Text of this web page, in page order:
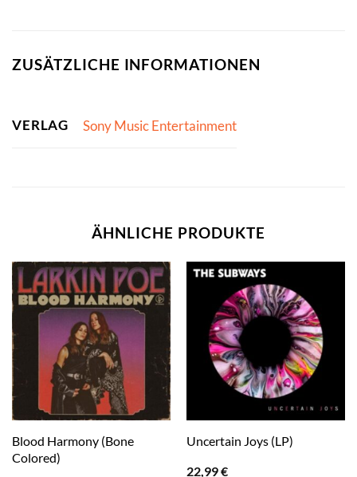
ZUSÄTZLICHE INFORMATIONEN
VERLAG Sony Music Entertainment
ÄHNLICHE PRODUKTE
Blood Harmony (Bone
Colored)
Uncertain Joys (LP)
22,99€